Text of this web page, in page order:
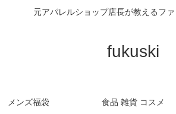
元アパレルショップ店長が教えるフ
fukuski
メンズ福袋 食品 雑貨 コスメ